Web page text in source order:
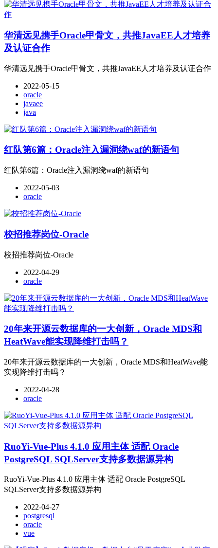
华清远见携手Oracle甲骨文，共推JavaEE人才培养
及认证合作
华清远见携手Oracle甲骨文，共推JavaEE人才培养及认证合作
2022-05-15
oracle
javaee
java
红队第6篇：Oracle注入漏洞绕waf的新语句
红队第6篇：Oracle注入漏洞绕waf的新语句
2022-05-03
oracle
校招推荐岗位-Oracle
校招推荐岗位-Oracle
2022-04-29
oracle
20年来开源云数据库的一大创新，Oracle MDS和
HeatWave能实现降维打击吗？
20年来开源云数据库的一大创新，Oracle MDS和HeatWave能
实现降维打击吗？
2022-04-28
oracle
RuoYi-Vue-Plus 4.1.0 应用主体 适配 Oracle
PostgreSQL SQLServer支持多数据源异构
RuoYi-Vue-Plus 4.1.0 应用主体 适配 Oracle PostgreSQL
SQLServer支持多数据源异构
2022-04-27
postgresql
oracle
vue